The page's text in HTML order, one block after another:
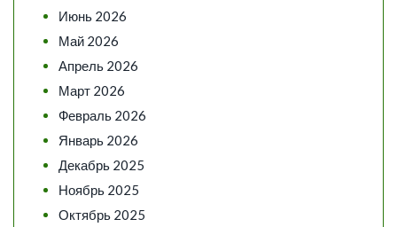
Июнь 2026
Май 2026
Апрель 2026
Март 2026
Февраль 2026
Январь 2026
Декабрь 2025
Ноябрь 2025
Октябрь 2025